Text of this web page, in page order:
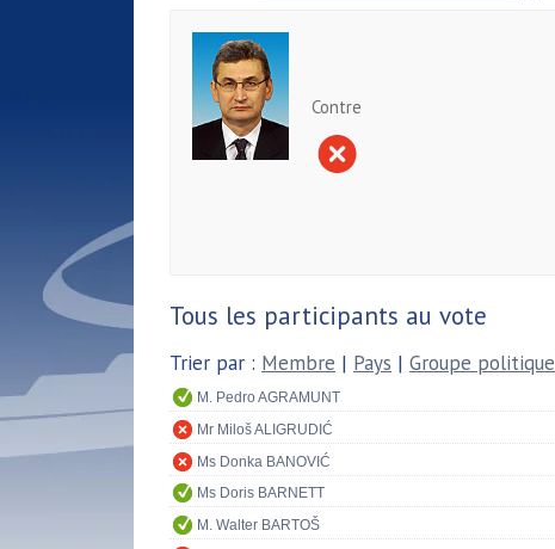
Contre
Tous les participants au vote
Trier par : Membre | Pays | Groupe politique
M. Pedro AGRAMUNT
Mr Miloš ALIGRUDIĆ
Ms Donka BANOVIĆ
Ms Doris BARNETT
M. Walter BARTOŠ